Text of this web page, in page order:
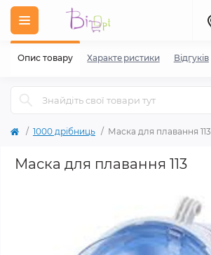
1000 дрібниць Маска для плавання 113
Маска для плавання 113
Опис товару Характеристики Відгуків